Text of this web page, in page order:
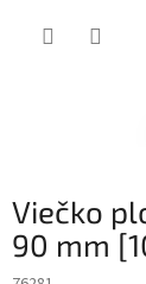
Viečko
90 mm